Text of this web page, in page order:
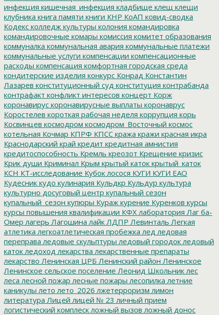
инфекция кишечная_инфекция кладбище клещ клещи
клубника книга памяти книги КНР КоАП ковид-сводка
Кодекс колледж культуры колония командировка
командировочные комары комиссия комитет образования
коммуналка коммунальная авария коммунальные платежи
коммунальные услуги компенсации компенсационные
расходы компенсация комфортная городская среда
кондитерские изделия конкурс Конрад Константин
Лазарев конституционный суд конституция контрабанда
контрафакт конфликт интересов концерт Корж
коронавирус коронавирусные выплаты коронаврус
Коростелев короткая рабочая неделя коррупция корь
Косвинцев космодром космодром_Восточный космос
котельная Кочмар КПРФ КПСС кража кражи красная икра
Краснодарский край кредит кредитная амнистия
кредитоспособность Кремль креозот Крещение кризис
Крик души Криминал Крым крытый каток крытый_каток
КСН КТ-исследование Кубок лосося КУГИ КУГИ ЕАО
Кудесник кудо кулинария Кульдкр Кульдур культура
культурно досуговый центр купальный сезон
купальный_сезон купюры Кураж курение Куренков курсы
курсы повышения квалификации КФХ лаборатория Лаг ба-
Омер лагерь Лагошина лайк ЛДПР Левинталь Легкая
атлетика легкоатлетическая пробежка лед ледовая
переправа ледовые скульптуры ледовый городок ледовый
каток ледоход лекарства лекарственные препараты
лекарство Ленинская ЦРБ Ленинский район Ленинское
Ленинское сельское поселение Леонид Школьник лес
леса лесной пожар лесные пожары лесопилка летние
каникулы лето лето_2026 лжетерроризм лимон
литература Лицей лицей № 23 личный прием
логистический комплеск ложный вызов ложный донос